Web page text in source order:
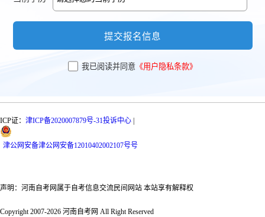
提交报名信息
我已阅读并同意 《用户隐私条款》
ICP证： 津ICP备2020007879号-31投诉中心
津公网安备津公网安备12010402002107号号
声明：河南自考网属于自考信息交流民间网站 本站享有解释权
Copyright 2007-2026 河南自考网 All Right Reserved